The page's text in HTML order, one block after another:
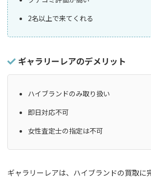
2名以上で来てくれる
ギャラリーレアのデメリット
ハイブランドのみ取り扱い
即日対応不可
女性査定士の指定は不可
ギャラリーレアは、ハイブランドの買取に